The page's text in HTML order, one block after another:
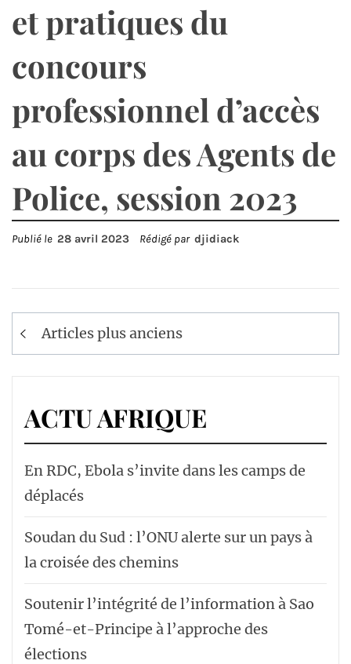
et pratiques du
concours
professionnel d’accès
au corps des Agents de
Police, session 2023
Publié le 28 avril 2023 Rédigé par djidiack
Navigation
des
Articles plus anciens
ACTU AFRIQUE
En RDC, Ebola s’invite dans les camps de
déplacés
Soudan du Sud : l’ONU alerte sur un pays à
la croisée des chemins
Soutenir l’intégrité de l’information à Sao
Tomé-et-Principe à l’approche des
élections